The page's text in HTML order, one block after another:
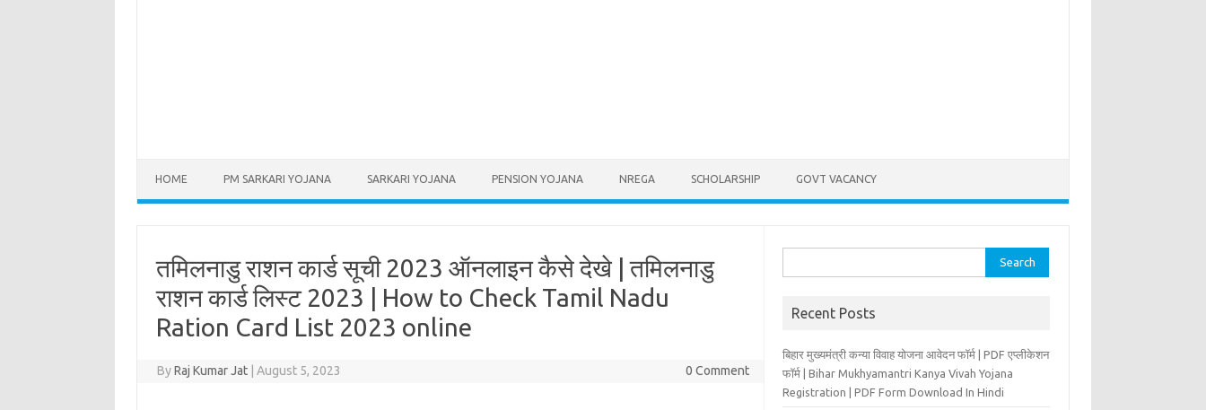
HOME PM SARKARI YOJANA SARKARI YOJANA PENSION YOJANA NREGA SCHOLARSHIP GOVT VACANCY
तमिलनाडु राशन कार्ड सूची 2023 ऑनलाइन कैसे देखे | तमिलनाडु
राशन कार्ड लिस्ट 2023 | How to Check Tamil Nadu
Ration Card List 2023 online
ByRaj Kumar Jat August 5, 2023 0 Comment
for:
Recent Posts
बिहार मुख्‍यमंत्री कन्‍या विवा‍ह योजना आवेदन फॉर्म | PDF एप्लीकेशन
फॉर्म | Bihar Mukhyamantri Kanya Vivah Yojana
Registration | PDF Form Download In Hindi